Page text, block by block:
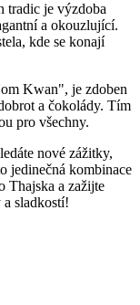
tradic je výzdoba
a okouzlující.
kde se konají
Kwan", je zdoben
a čokolády. Tím
pro všechny.
nové zážitky,
jedinečná kombinace
Thajska a zažijte
a sladkostí!